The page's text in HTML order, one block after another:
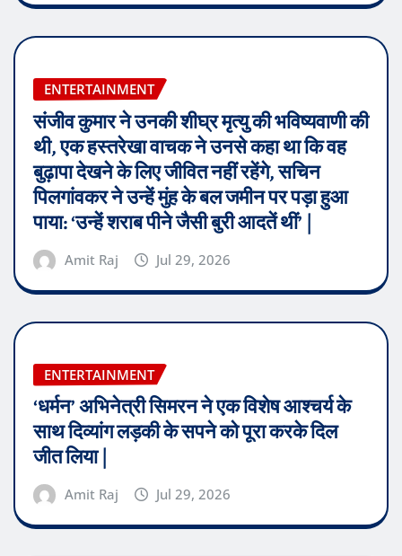
ENTERTAINMENT
संजीव कुमार ने उनकी शीघ्र मृत्यु की भविष्यवाणी की
थी, एक हस्तरेखा वाचक ने उनसे कहा था कि वह
बुढ़ापा देखने के लिए जीवित नहीं रहेंगे, सचिन
पिलगांवकर ने उन्हें मुंह के बल जमीन पर पड़ा हुआ
पाया: ‘उन्हें शराब पीने जैसी बुरी आदतें थीं’ |
Amit Raj Jul 29, 2026
ENTERTAINMENT
‘धर्मन’ अभिनेत्री सिमरन ने एक विशेष आश्चर्य के
साथ दिव्यांग लड़की के सपने को पूरा करके दिल
जीत लिया |
Amit Raj Jul 29, 2026